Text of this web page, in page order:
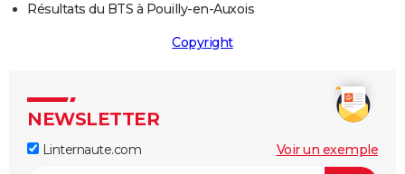
Résultats du BTS à Pouilly-en-Auxois
Copyright
NEWSLETTER
Linternaute.com Voir un exemple